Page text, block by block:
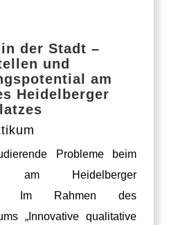
der Stadt –
und
am
Heidelberger
Probleme beim
am Heidelberger
Im Rahmendes
„Innovative qualitative